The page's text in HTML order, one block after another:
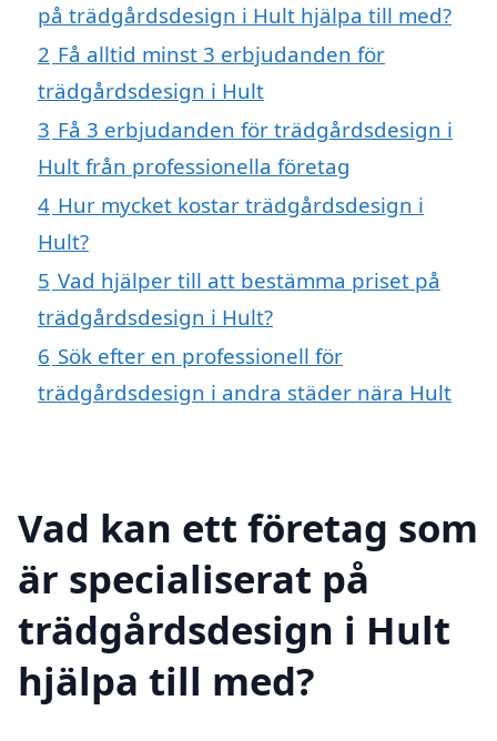
på trädgårdsdesign i Hult hjälpa till med?
2 Få alltid minst 3 erbjudanden för
trädgårdsdesign i Hult
3 Få 3 erbjudanden för trädgårdsdesign i
Hult från professionella företag
4 Hur mycket kostar trädgårdsdesign i
Hult?
5 Vad hjälper till att bestämma priset på
trädgårdsdesign i Hult?
6 Sök efter en professionell för
trädgårdsdesign i andra städer nära Hult
Vad kan ett företag som
är specialiserat på
trädgårdsdesign i Hult
hjälpa till med?